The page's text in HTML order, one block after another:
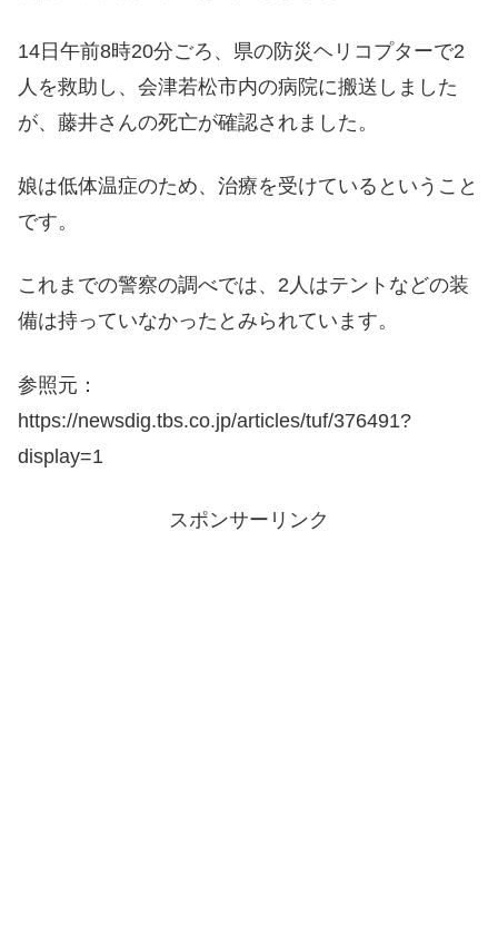
14日午前8時20分ごろ、県の防災ヘリコプターで2
人を救助し、会津若松市内の病院に搬送しました
が、藤井さんの死亡が確認されました。
娘は低体温症のため、治療を受けているということ
です。
これまでの警察の調べでは、2人はテントなどの装
備は持っていなかったとみられています。
参照元：
https://newsdig.tbs.co.jp/articles/tuf/376491?
display=1
スポンサーリンク